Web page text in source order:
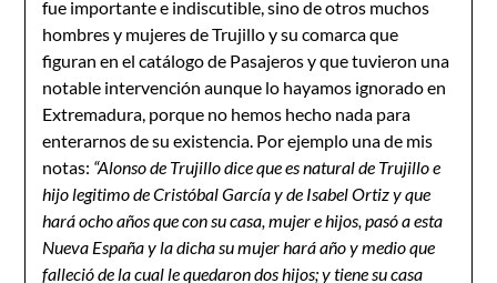
fue importante e indiscutible, sino de otros muchos
hombres y mujeres de Trujillo y su comarca que
figuran en el catálogo de Pasajeros y que tuvieron una
notable intervención aunque lo hayamos ignorado en
Extremadura, porque no hemos hecho nada para
enterarnos de su existencia. Por ejemplo una de mis
notas: “Alonso de Trujillo dice que es natural de Trujillo e
hijo legitimo de Cristóbal García y de Isabel Ortiz y que
hará ocho años que con su casa, mujer e hijos, pasó a esta
Nueva España y la dicha su mujer hará año y medio que
falleció de la cual le quedaron dos hijos; y tiene su casa